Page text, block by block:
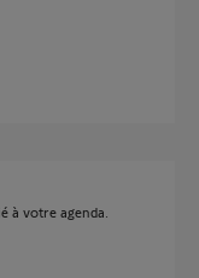
à votre agenda.